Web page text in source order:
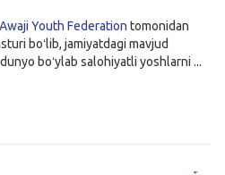
Awaji Youth Federation tomonidan
boʻlib, jamiyatdagi mavjud
boʻylab salohiyatli yoshlarni ...